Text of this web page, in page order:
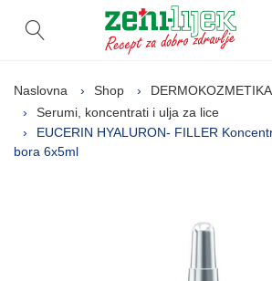
Otvori pretragu
Naslovna Shop DERMOKOZMETIKA
Serumi, koncentrati i ulja za lice
EUCERIN HYALURON- FILLER
bora 6x5ml